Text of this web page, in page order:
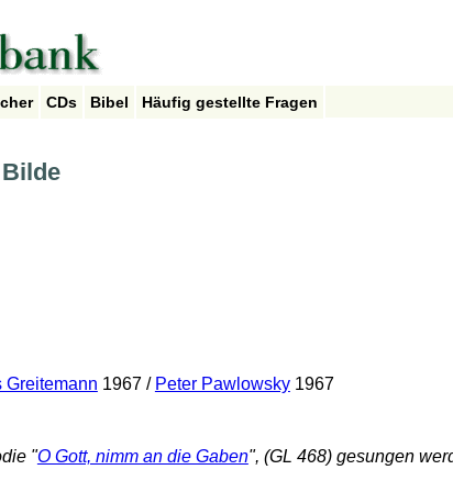
CDs Bibel Häufig gestellte Fragen
Greitemann 1967 / Peter Pawlowsky1967
"O Gott, nimm an die Gaben", (GL 468) gesungen